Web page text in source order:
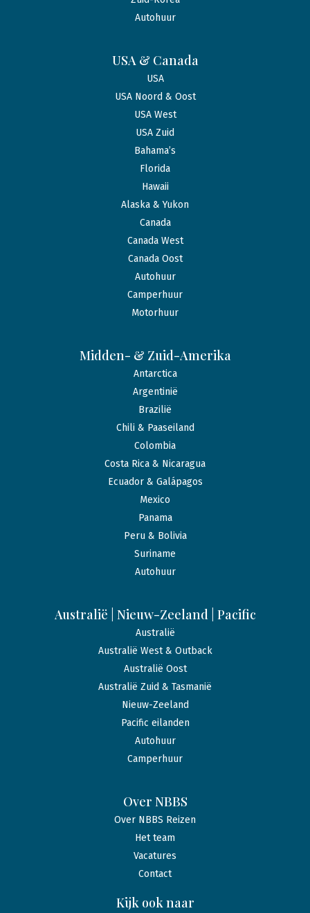
Autohuur
USA & Canada
USA
USA Noord & Oost
USA West
USA Zuid
Bahama’s
Florida
Hawaii
Alaska & Yukon
Canada
Canada West
Canada Oost
Autohuur
Camperhuur
Motorhuur
Midden- & Zuid-Amerika
Antarctica
Argentinië
Brazilië
Chili & Paaseiland
Colombia
Costa Rica & Nicaragua
Ecuador & Galápagos
Mexico
Panama
Peru & Bolivia
Suriname
Autohuur
Australië | Nieuw-Zeeland | Pacific
Australië
Australië West & Outback
Australië Oost
Australië Zuid & Tasmanië
Nieuw-Zeeland
Pacific eilanden
Autohuur
Camperhuur
Over NBBS
Over NBBS Reizen
Het team
Vacatures
Contact
Kijk ook naar